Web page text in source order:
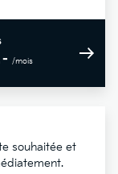
/mois
souhaitée et